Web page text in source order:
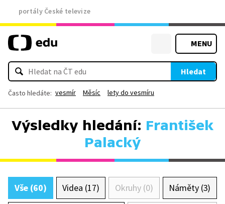
portály České televize
MENU
Hledat
Často hledáte: vesmír Měsíc lety do vesmíru
Výsledky hledání: František
Palacký
Vše (60) Videa (17) Okruhy (0) Náměty (3)